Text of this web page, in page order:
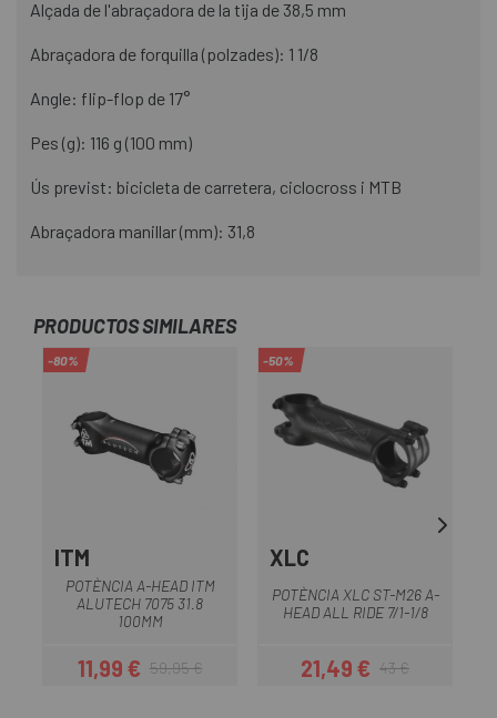
Alçada de l'abraçadora de la tija de 38,5 mm
Abraçadora de forquilla (polzades): 1 1/8
Angle: flip-flop de 17°
Pes (g): 116 g (100 mm)
Ús previst: bicicleta de carretera, ciclocross i MTB
Abraçadora manillar (mm): 31,8
PRODUCTOS SIMILARES
-80%
ITM
POTÈNCIA A-HEAD ITM
ALUTECH 7075 31.8
100MM
Preu
11,99 €Preu regular
59,95 €
-50%
XLC
POTÈNCIA XLC ST-M26 A-
HEAD ALL RIDE 7/1-1/8
Preu
21,49 €Preu regular
43 €